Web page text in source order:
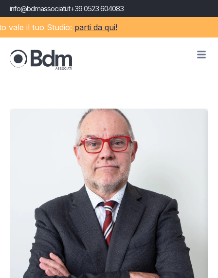
info@bdmassociati.it+39 0523 604083
il tuo Studio:parti da qui!